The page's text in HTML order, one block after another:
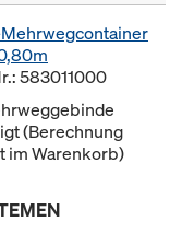
583011000
(Berechnung
im Warenkorb)